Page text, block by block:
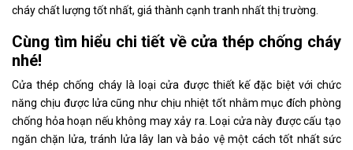
cháy chất lượng tốt nhất, giá thành cạnh tranh nhất thị trường.
Cùng tìm hiểu chi tiết về cửa thép chống cháy
nhé!
Cửa thép chống cháy là loại cửa được thiết kế đặc biệt với chức
năng chịu được lửa cũng như chịu nhiệt tốt nhằm mục đích phòng
chống hỏa hoạn nếu không may xảy ra. Loại cửa này được cấu tạo
ngăn chặn lửa, tránh lửa lây lan và bảo vệ một cách tốt nhất sức